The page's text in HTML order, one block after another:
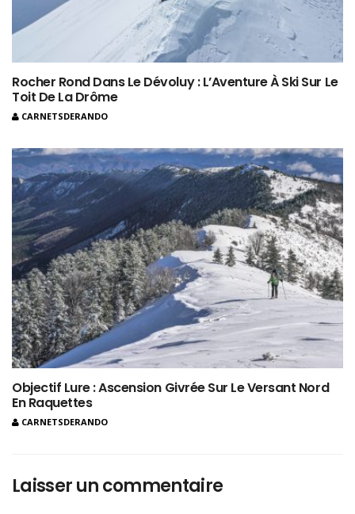
Rocher Rond Dans Le Dévoluy : L’Aventure À Ski Sur Le
Toit De La Drôme
CARNETSDERANDO
Objectif Lure : Ascension Givrée Sur Le Versant Nord
En Raquettes
CARNETSDERANDO
Laisser un commentaire